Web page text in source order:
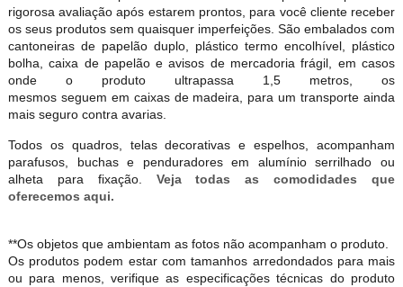
rigorosa avaliação após estarem prontos, para você cliente receber
os seus produtos sem quaisquer imperfeições. São embalados com
cantoneiras de papelão duplo, plástico termo encolhível, plástico
bolha, caixa de papelão e avisos de mercadoria frágil, em casos
onde o produto ultrapassa 1,5 metros, os
mesmos seguem em caixas de madeira, para um transporte ainda
mais seguro contra avarias.
Todos os quadros, telas decorativas e espelhos, acompanham
parafusos, buchas e penduradores em alumínio serrilhado ou
alheta para fixação. Veja todas as comodidades que
oferecemos aqui.
**Os objetos que ambientam as fotos não acompanham o produto.
Os produtos podem estar com tamanhos arredondados para mais
ou para menos, verifique as especificações técnicas do produto